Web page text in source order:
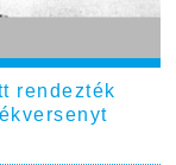
rendezték